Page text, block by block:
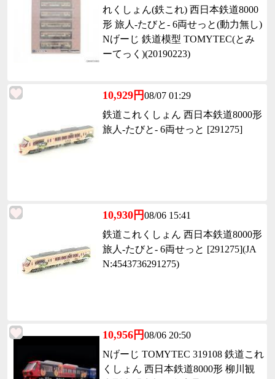
れくしょん(鉄これ) 西日本鉄道8000
形 旅人-たびと- 6両せっと(動力無し)
Nげーじ 鉄道模型 TOMYTEC(とみ
ーてっく)(20190223)
10,929円08/07 01:29
鉄道これくしょん 西日本鉄道8000形
旅人-たびと- 6両せっと [291275]
10,930円08/06 15:41
鉄道これくしょん 西日本鉄道8000形
旅人-たびと- 6両せっと [291275](JA
N:4543736291275)
10,956円08/06 20:50
Nげーじ TOMYTEC 319108 鉄道これ
くしょん 西日本鉄道8000形 柳川観